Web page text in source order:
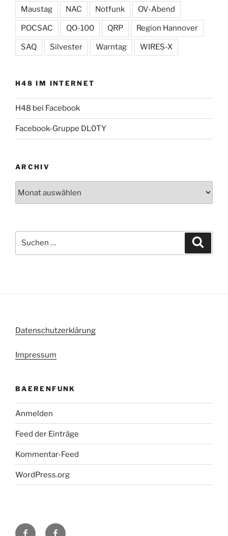
Maustag NAC Notfunk OV-Abend
POCSAC QO-100 QRP Region Hannover
SAQ Silvester Warntag WIRES-X
H48 IM INTERNET
H48 bei Facebook
Facebook-Gruppe DL0TY
ARCHIV
nach:
Datenschutzerklärung
Impressum
BAERENFUNK
Anmelden
Feed der Einträge
Kommentar-Feed
WordPress.org
H48 Facebook-